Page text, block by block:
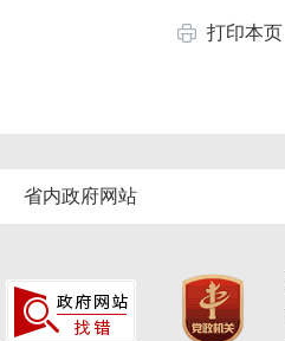
打印本页
省内政府网站